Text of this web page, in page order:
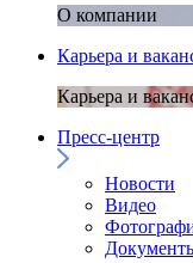
О компании
Карьера и
Карьера и
Пресс-центр
Новости
Видео